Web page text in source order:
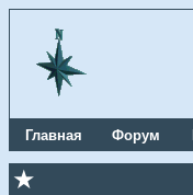
Главная Форум
★